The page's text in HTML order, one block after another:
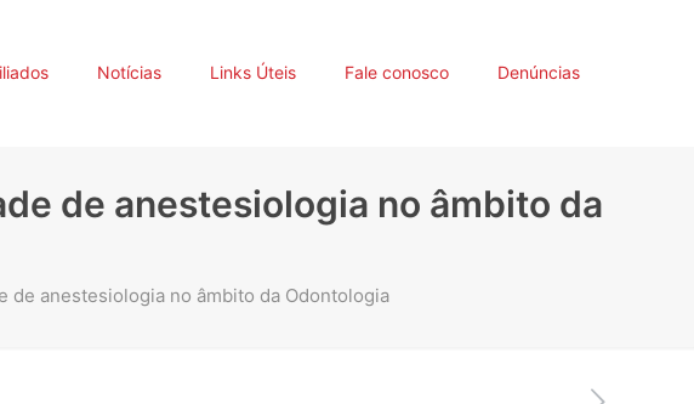
Notícias Links Úteis Fale conosco Denúncias
de anestesiologia no âmbito da
de anestesiologia no âmbito da Odontologia